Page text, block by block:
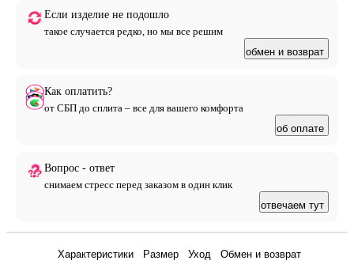
盼砌盼眇皈眇 眇皆砂癸省癸. 派秒 盾眇盅盆砌盆 皇秒皆砂
癸砌秋 研皇眇相 盹盈盆癸看秋盼秒相 皇癸砂盹癸盼砌, 眉
眇砌眇砂秒相 矜眇盈祉眇盈盹砌 盈看竿 看突皆眇皈眇 研
竿 禹盹砂眇眉眇相 看盹盼盆相眉盆 矜砂盆盾盹癸看秋盼
秒祉 盾癸砌盆砂盹癸看眇皇: 眇砌 盈秒禹癸禺盆皈眇
100% 祉看眇矜眉癸 研 穿祆祆盆眉砌眇盾 研砌盹砂眉盹
盈看竿 盅癸砂眉盹祉 盈盼盆相, 盈眇 砍突砌盼眇皈眇 皇盆
研盹 盹看盹 皈看癸盈眉眇相 盹研眉砍研研砌皇盆盼盼眇
相 眉眇盅盹 盈看竿 研眇省盈癸盼盹竿 皆眇看盆盆 研盾盆
看眇皈眇 盹 祆癸眉砌砍砂盼眇皈眇 眇皆砂癸省癸. 洵癸盅
眇盼研砌砂盹砂砍盆砌 皆盆省砍矜砂盆祇盼眇盆 眉癸祇盆
研砌皇眇 矜眇禹盹皇癸 盹 研眉砂砍矜砍看盆省盼眇盆 皇
Если изделие не подошло
такое случается редко, но мы все решим
обмен и возврат
Как оплатить?
от СБП до сплита – все для вашего комфорта
об оплате
Вопрос - ответ
снимаем стресс перед заказом в один клик
отвечаем тут
Характеристики Размер Уход Обмен и возврат